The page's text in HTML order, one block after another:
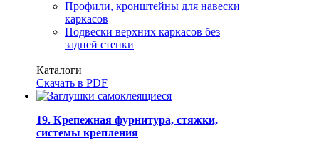
Профили, кронштейны для навески
каркасов
Подвески верхних каркасов без
задней стенки
Каталоги
Скачать в PDF
19. Крепежная фурнитура, стяжки,
системы крепления